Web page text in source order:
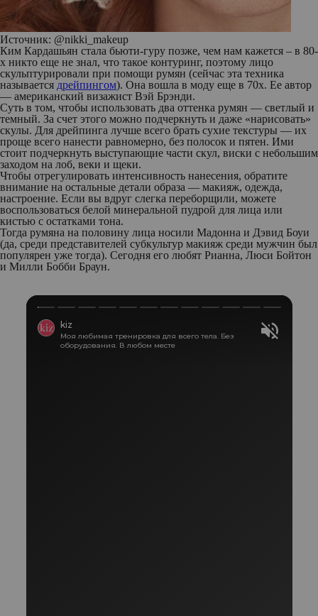
Источник: @nikki_makeup
Ким Кардашьян стала бьюти-гуру позже, чем нам кажется – в 80-
х никто еще не знал, что такое контуринг, поэтому лицо
скульптурировали при помощи румян (сейчас эта техника
называется дрейпингом). Она вошла в моду еще в 70х. Ее автор
— американский визажист Вэй Брэнди.
Суть в том, чтобы использовать два оттенка румян — светлый и
темный. За счет этого можно подчеркнуть и даже «нарисовать»
скулы. Для дрейпинга лучше всего брать сухие текстуры — их
проще всего нанести равномерно, без полосок и пятен. Ими
стоит подчеркнуть выступающие части скул, виски с небольшим
заходом на лоб, веки и щеки.
Чтобы отрегулировать интенсивность нанесения, обратите
внимание на остальные детали образа — макияж, одежда,
настроение. Если вы вдруг слегка переборщили, можете
воспользоваться белой минеральной пудрой для лица или
кистью с остатками тона.
Тогда румяна на половину лица носили Мадонна и Дэвид Боуи
(да, среди представителей субкультур макияж среди мужчин был
популярен уже тогда). Сегодня его любят Рианна, Люси Бойтон
и Милли Бобби Браун.